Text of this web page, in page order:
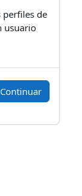
perfiles de
usuario
Continuar